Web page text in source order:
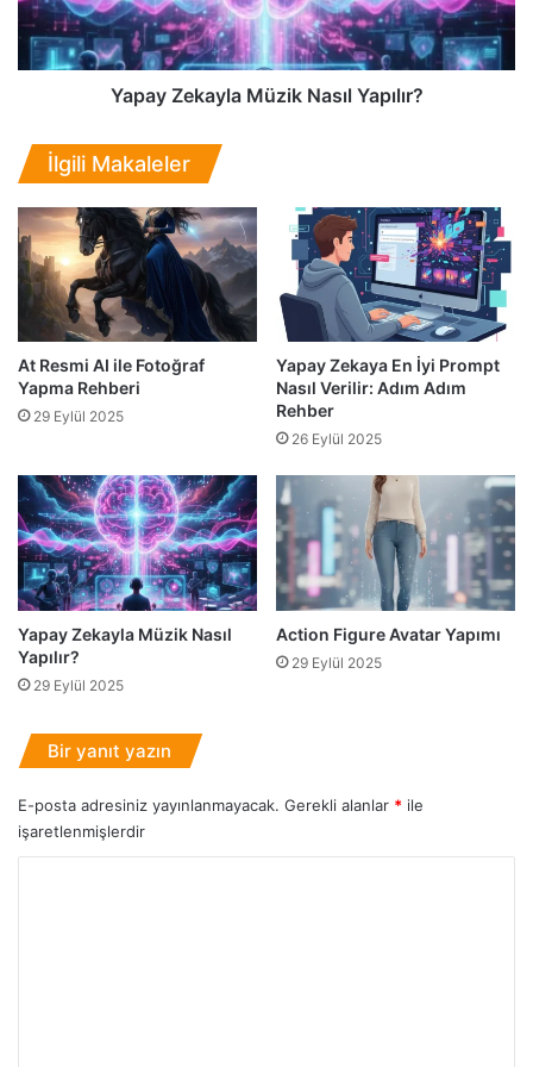
m
s
l
V
e
l
i
r
:
m
A
d
ı
m
R
e
h
e
r
k
a
M
z
i
s
ı
l
Y
l
ı
r
?
Yapay Zekayla Müzik Nasıl Yapılır?
İlgili Makaleler
At Resmi AI ile Fotoğraf
Yapma Rehberi
29 Eylül 2025
Yapay Zekaya En İyi Prompt
Nasıl Verilir: Adım Adım
Rehber
26 Eylül 2025
Yapay Zekayla Müzik Nasıl
Yapılır?
29 Eylül 2025
Action Figure Avatar Yapımı
29 Eylül 2025
Bir yanıt yazın
E-posta adresiniz yayınlanmayacak. Gerekli alanlar * ile
işaretlenmişlerdir